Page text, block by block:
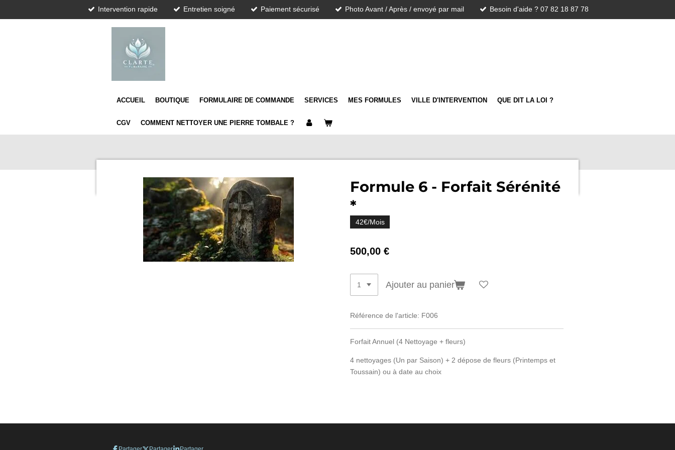
au
Intervention rapide Entretien soigné Paiement sécurisé Photo Avant / Après / envoyé par mail Besoin d'aide ? 07 82 18 87 78
ACCUEIL BOUTIQUE FORMULAIRE DE COMMANDE SERVICES MES FORMULES VILLE D'INTERVENTION QUE DIT LA LOI ?
CGV COMMENT NETTOYER UNE PIERRE TOMBALE ?
Formule 6 - Forfait Sérénité
*
42€/Mois
500,00 €
Ajouter au panier
Référence de l'article: F006
Forfait Annuel (4 Nettoyage + fleurs)
4 nettoyages (Un par Saison) + 2 dépose de fleurs (Printemps et
Toussain) ou à date au choix